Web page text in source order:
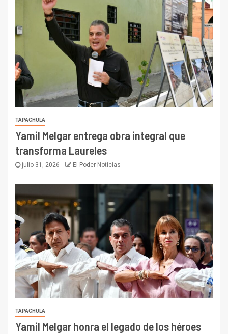
TAPACHULA
Yamil Melgar entrega obra integral que
transforma Laureles
julio 31, 2026 El Poder Noticias
TAPACHULA
Yamil Melgar honra el legado de los héroes